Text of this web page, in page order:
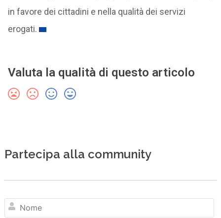
in favore dei cittadini e nella qualità dei servizi
erogati.
Valuta la qualità di questo articolo
Partecipa alla community